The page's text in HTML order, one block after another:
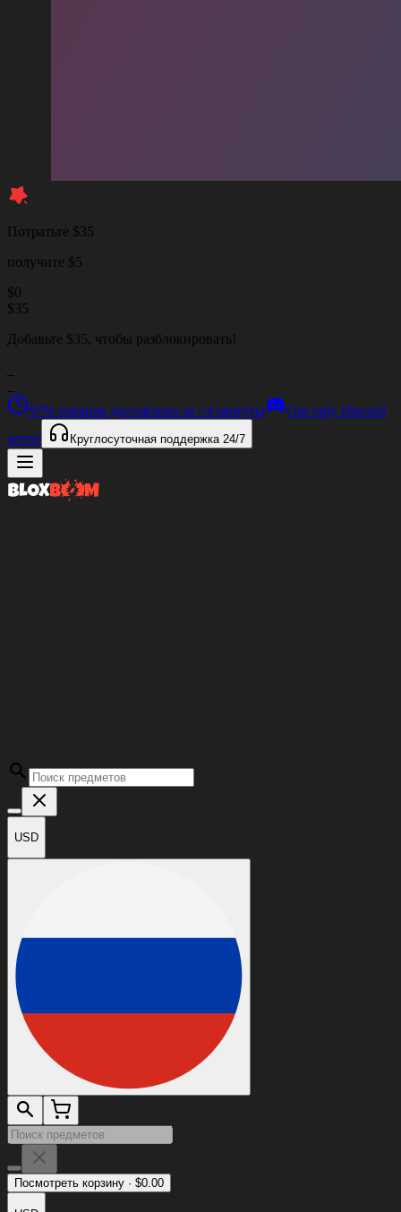
Потратьте $35
получите $5
$0
$35
Добавьте $35, чтобы разблокировать!
97% товаров доставлено за <4 минуты
Our only Discord
server
Круглосуточная поддержка 24/7
USD
Посмотреть корзину · $0.00